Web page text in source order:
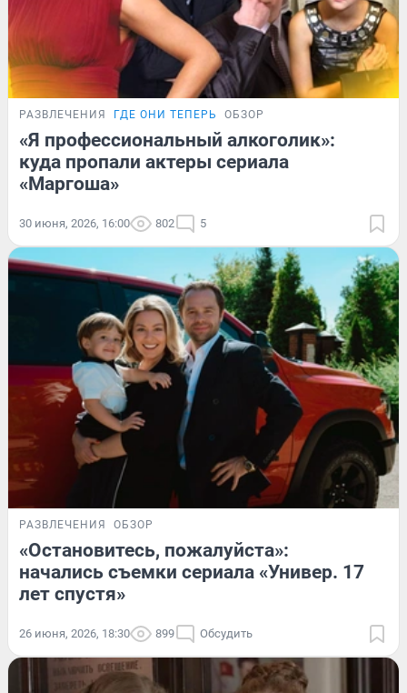
РАЗВЛЕЧЕНИЯ ГДЕ ОНИ ТЕПЕРЬ ОБЗОР
«Я профессиональный алкоголик»:
куда пропали актеры сериала
«Маргоша»
30 июня, 2026, 16:00 802 5
РАЗВЛЕЧЕНИЯ ОБЗОР
«Остановитесь, пожалуйста»:
начались съемки сериала «Универ. 17
лет спустя»
26 июня, 2026, 18:30 899 Обсудить